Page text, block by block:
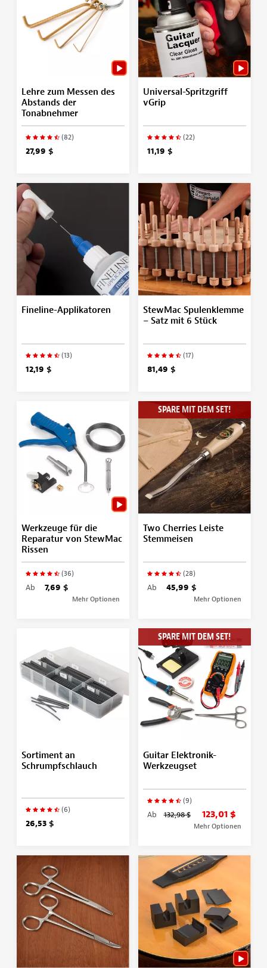
Lehre zum Messen des
Abstands der
Tonabnehmer
(82)
27,99 $
Universal-Spritzgriff
vGrip
(22)
11,19 $
Fineline-Applikatoren
(13)
12,19 $
StewMac Spulenklemme
– Satz mit 6 Stück
(17)
81,49 $
Werkzeuge für die
Reparatur von StewMac
Rissen
(36)
Ab 7,69 $
Mehr Optionen
SPARE MIT DEM SET!
Two Cherries Leiste
Stemmeisen
(28)
Ab 45,99 $
Mehr Optionen
Sortiment an
Schrumpfschlauch
(6)
26,53 $
SPARE MIT DEM SET!
Guitar Elektronik-
Werkzeugset
(9)
Ab 132,98 $ 123,01 $
Mehr Optionen